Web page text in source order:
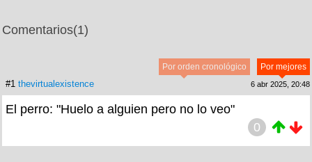
Comentarios(1)
Por mejores
Por orden cronológico
#1 thevirtualexistence 6 abr 2025, 20:48
El perro: "Huelo a alguien pero no lo veo"
0